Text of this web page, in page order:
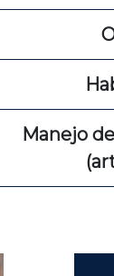
Manejo